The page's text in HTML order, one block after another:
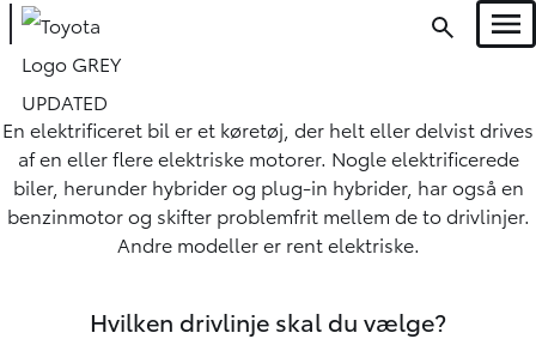
En elektrificeret bil er et køretøj, der helt eller delvist drives
af en eller flere elektriske motorer. Nogle elektrificerede
biler, herunder hybrider og plug-in hybrider, har også en
benzinmotor og skifter problemfrit mellem de to drivlinjer.
Andre modeller er rent elektriske.
Hvilken drivlinje skal du vælge?